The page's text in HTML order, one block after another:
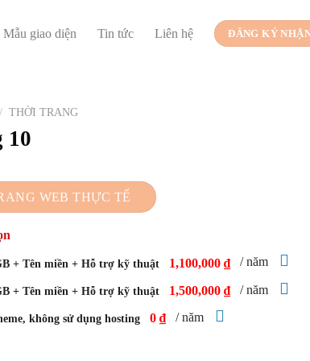
Mẫu giao diện Tin tức Liên hệ ĐĂNG KÝ
/ THỜI TRANG
10
WEB THỰC TẾ
+ Tên miền + Hỗ trợ kỹ thuật 1,100,000 ₫ / năm
+ Tên miền + Hỗ trợ kỹ thuật 1,500,000 ₫ / năm
không sử dụng hosting 0 ₫ / năm